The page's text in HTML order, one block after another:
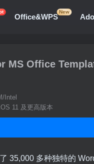
Office&WPS
New
MS Office
Intel
11 及更高版本
35,000 多种独特的